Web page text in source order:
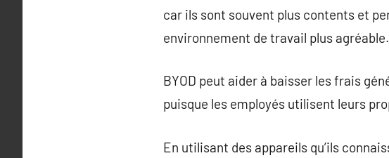
car ils sont souvent plus contents et
environnement de travail plus agréable.
BYOD peut aider à baisser les frais
puisque les employés utilisent leurs
En utilisant des appareils qu’ils